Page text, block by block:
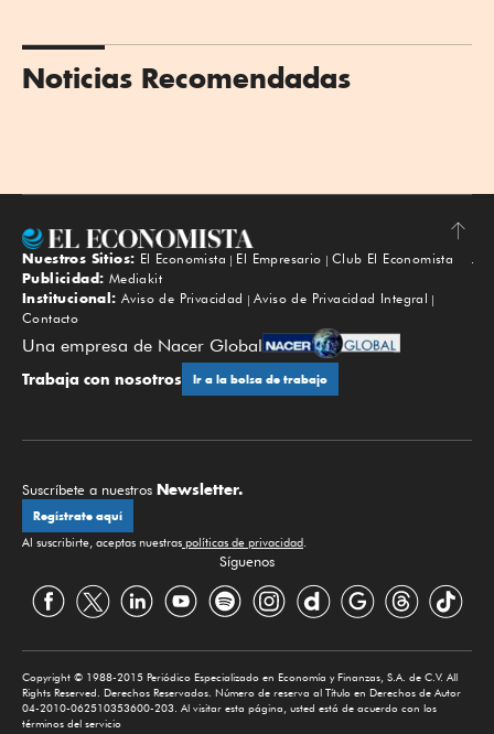
Noticias Recomendadas
Subir
Nuestros Sitios: El Economista El Empresario
Club El Economista
Publicidad: Mediakit
Institucional: Aviso de Privacidad
Aviso de Privacidad Integral
Contacto
Una empresa de Nacer Global
Trabaja con nosotros Ir a la bolsa de trabajo
Suscríbete a nuestros Newsletter.
Regístrate aquí
Al suscribirte, aceptas nuestras políticas de privacidad.
Síguenos
Copyright © 1988-2015 Periódico Especializado en Economía y Finanzas, S.A. de C.V. All
Rights Reserved. Derechos Reservados. Número de reserva al Título en Derechos de Autor
04-2010-062510353600-203. Al visitar esta página, usted está de acuerdo con los
términos del servicio